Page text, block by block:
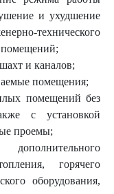
и ухудшение
технического
помещений;
и каналов;
помещения;
помещений без
с установкой
проемы;
горячего
оборудования,